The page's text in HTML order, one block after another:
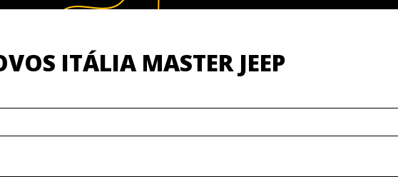
ITÁLIA MASTER JEEP